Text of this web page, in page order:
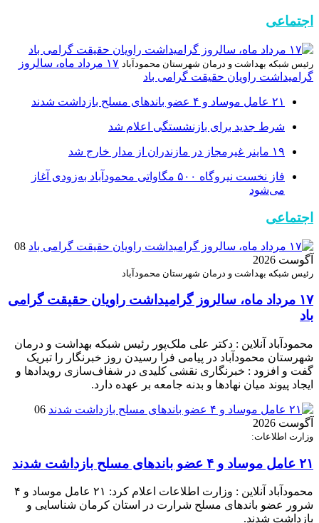
اجتماعی
رئیس شبکه بهداشت و درمان شهرستان محمودآباد
۱۷ مرداد ماه، سالروز
گرامیداشت راویان حقیقت گرامی باد
۲۱ عامل موساد و ۴ عضو باند‌های مسلح بازداشت شدند
شرط جدید برای بازنشستگی اعلام شد
۱۹ ماینر غیرمجاز در مازندران از مدار خارج شد
فاز نخست نیروگاه ۵۰۰ مگاواتی محمودآباد به‌زودی آغاز
می‌شود
اجتماعی
08
آگوست 2026
رئیس شبکه بهداشت و درمان شهرستان محمودآباد
۱۷ مرداد ماه، سالروز گرامیداشت راویان حقیقت گرامی
باد
محمودآباد آنلاین : دکتر علی ملک‌پور رئیس شبکه بهداشت و درمان
شهرستان محمودآباد در پیامی فرا رسیدن روز خبرنگار را تبریک
گفت و افزود : خبرنگاری نقشی کلیدی در شفاف‌سازی رویدادها و
ایجاد پیوند میان نهادها و بدنه جامعه بر عهده دارد.
06
آگوست 2026
وزارت اطلاعات:
۲۱ عامل موساد و ۴ عضو باند‌های مسلح بازداشت شدند
محمودآباد آنلاین : وزارت اطلاعات اعلام کرد: ۲۱ عامل موساد و ۴
شرور عضو باند‌های مسلح شرارت در استان کرمان شناسایی و
بازداشت شدند.